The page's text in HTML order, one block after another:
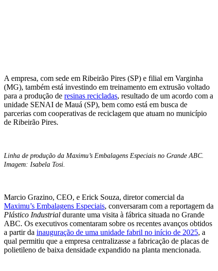
A empresa, com sede em Ribeirão Pires (SP) e filial em Varginha
(MG), também está investindo em treinamento em extrusão voltado
para a produção de resinas recicladas, resultado de um acordo com a
unidade SENAI de Mauá (SP), bem como está em busca de
parcerias com cooperativas de reciclagem que atuam no município
de Ribeirão Pires.
Linha de produção da Maximu’s Embalagens Especiais no Grande ABC.
Imagem: Isabela Tosi.
Marcio Grazino, CEO, e Erick Souza, diretor comercial da
Maximu’s Embalagens Especiais, conversaram com a reportagem da
Plástico Industrial durante uma visita à fábrica situada no Grande
ABC. Os executivos comentaram sobre os recentes avanços obtidos
a partir da inauguração de uma unidade fabril no início de 2025, a
qual permitiu que a empresa centralizasse a fabricação de placas de
polietileno de baixa densidade expandido na planta mencionada.